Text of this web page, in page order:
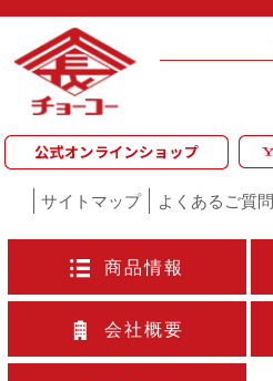
サイトマップ よくあるご質問
商品情報
会社概要